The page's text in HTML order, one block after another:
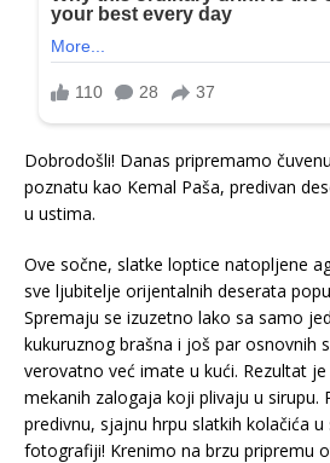
Dobrodošli! Danas pripremamo
poznatu kao Kemal Paša, predivan
u ustima.
Ove sočne, slatke loptice natopljene
sve ljubitelje orijentalnih deserata
Spremaju se izuzetno lako sa samo
kukuruznog brašna i još par osnovnih
verovatno već imate u kući. Rezultat
mekanih zalogaja koji plivaju u sirupu.
predivnu, sjajnu hrpu slatkih kolačića
fotografiji! Krenimo na brzu pripremu